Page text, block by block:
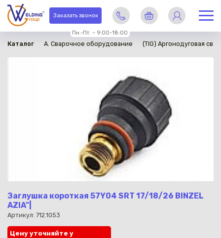
Заказать звонок
Пн.-Пт. – 9:00-18:00
Каталог A. Сварочное оборудование (TIG) Аргонодуговая
Заглушка короткая 57Y04 SRT 17/18/26 BINZEL
AZIA"|
Артикул: 712.1053
в наличии
Цену уточняйте у